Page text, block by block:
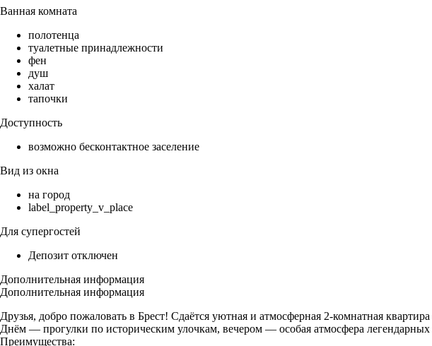
Ванная комната
полотенца
туалетные принадлежности
фен
душ
халат
тапочки
Доступность
возможно бесконтактное заселение
Вид из окна
на город
label_property_v_place
Для супергостей
Депозит отключен
Дополнительная информация
Дополнительная информация
Друзья, добро пожаловать в Брест! Сдаётся уютная и атмосферная 2-комнатная
Днём — прогулки по историческим улочкам, вечером — особая атмосфера
Преимущества: